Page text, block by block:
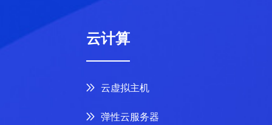
云计算
云虚拟主机
弹性云服务器